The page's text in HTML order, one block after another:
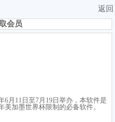
返回
会员
6月11日至7月19日举办，本软件是
美加墨世界杯限制的必备软件。